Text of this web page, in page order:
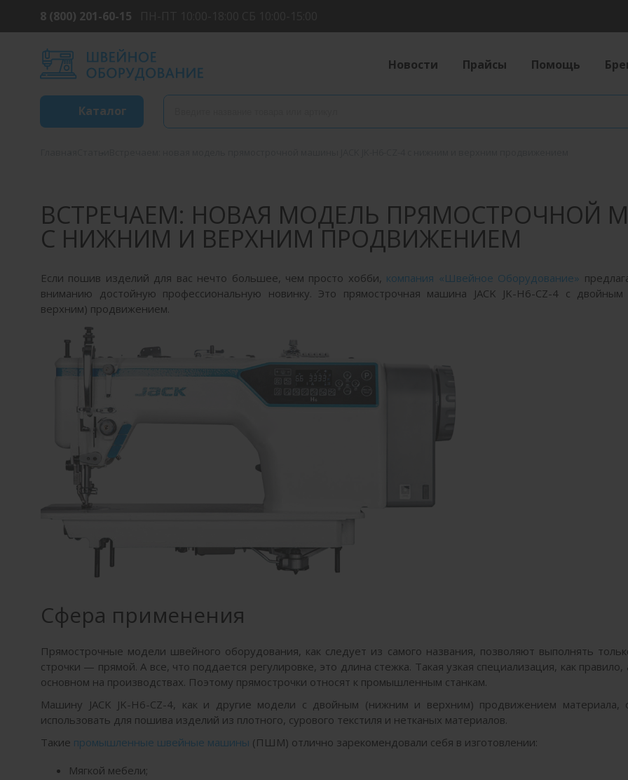
8 (800) 201-60-15
Новости Прайсы Помощь
Каталог
ВСТРЕЧАЕМ: НОВАЯ МОДЕЛЬ ПРЯМОСТРОЧНОЙ
С НИЖНИМ И ВЕРХНИМ ПРОДВИЖЕНИЕМ
Если пошив изделий для вас нечто большее, чем просто хобби, компания «Швейное Оборудование»
вниманию достойную профессиональную новинку. Это прямострочная машина JACK JK-H6-CZ-4 с
верхним) продвижением.
Сфера применения
Прямострочные модели швейного оборудования, как следует из самого названия, позволяют выполнять
строчки — прямой. А все, что поддается регулировке, это длина стежка. Такая узкая специализация, как правило,
основном на производствах. Поэтому прямострочки относят к промышленным станкам.
Машину JACK JK-H6-CZ-4, как и другие модели с двойным (нижним и верхним) продвижением материала,
использовать для пошива изделий из плотного, сурового текстиля и нетканых материалов.
Такие промышленные швейные машины (ПШМ) отлично зарекомендовали себя в изготовлении:
Мягкой мебели;